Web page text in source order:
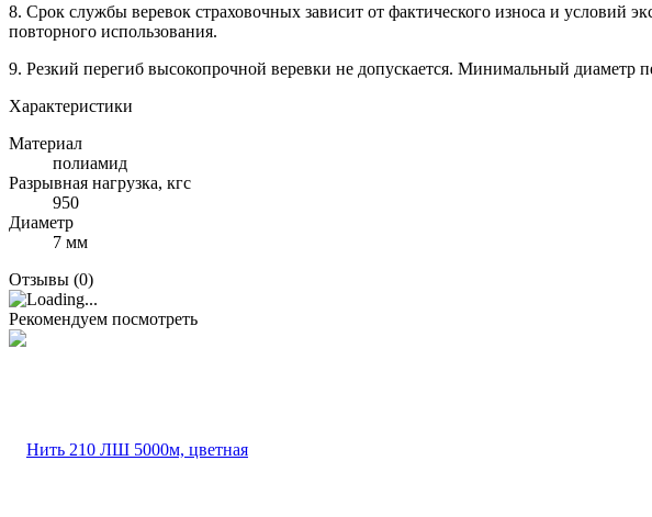
8. Срок службы веревок страховочных зависит от фактического износа и условий
повторного использования.
9. Резкий перегиб высокопрочной веревки не допускается. Минимальный диаметр
Характеристики
Материал
полиамид
Разрывная нагрузка, кгс
950
Диаметр
7 мм
Отзывы (0)
Рекомендуем посмотреть